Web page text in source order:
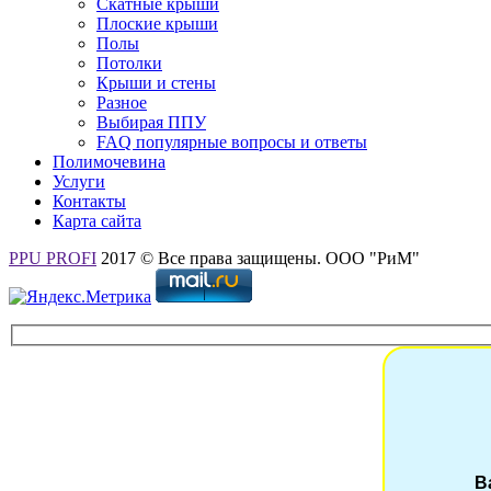
Скатные крыши
Плоские крыши
Полы
Потолки
Крыши и стены
Разное
Выбирая ППУ
FAQ популярные вопросы и ответы
Полимочевина
Услуги
Контакты
Карта сайта
PPU PROFI 2017 © Все права защищены. ООО "РиМ"